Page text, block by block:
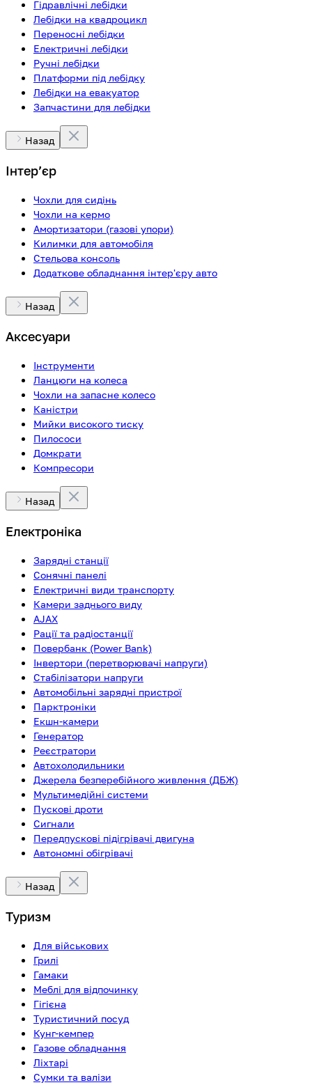
Гідравлічні лебідки
Лебідки на квадроцикл
Переносні лебідки
Електричні лебідки
Ручні лебідки
Платформи під лебідку
Лебідки на евакуатор
Запчастини для лебідки
Назад
Інтерʼєр
Чохли для сидінь
Чохли на кермо
Амортизатори (газові упори)
Килимки для автомобіля
Стельова консоль
Додаткове обладнання інтер'єру авто
Назад
Аксесуари
Інструменти
Ланцюги на колеса
Чохли на запасне колесо
Каністри
Мийки високого тиску
Пилососи
Домкрати
Компресори
Назад
Електроніка
Зарядні станції
Сонячні панелі
Електричні види транспорту
Камери заднього виду
AJAX
Рації та радіостанції
Повербанк (Power Bank)
Інвертори (перетворювачі напруги)
Стабілізатори напруги
Автомобільні зарядні пристрої
Парктроніки
Екшн-камери
Генератор
Реєстратори
Автохолодильники
Джерела безперебійного живлення (ДБЖ)
Мультимедійні системи
Пускові дроти
Сигнали
Передпускові підігрівачі двигуна
Автономні обігрівачі
Назад
Туризм
Для військових
Грилі
Гамаки
Меблі для відпочинку
Гігієна
Туристичний посуд
Кунг-кемпер
Газове обладнання
Ліхтарі
Сумки та валізи